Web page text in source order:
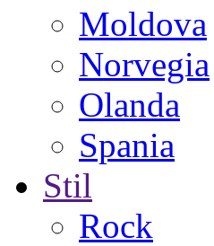
Moldova
Norvegia
Olanda
Spania
Stil
Rock